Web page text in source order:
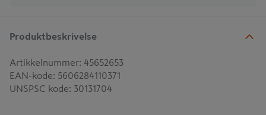
Produktbeskrivelse
Artikkelnummer: 45652653
EAN-kode: 5606284110371
UNSPSC kode: 30131704